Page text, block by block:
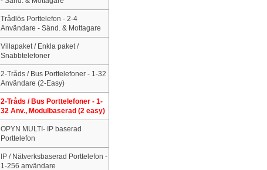
Trådlös Porttelefon - 2-4
Användare - Sänd. & Mottagare
Villapaket / Enkla paket /
Snabbtelefoner
2-Tråds / Bus Porttelefoner - 1-32
Användare (2-Easy)
2-Tråds / Bus Porttelefoner - 1-
32 Anv., Modulbaserad (2 easy)
OPYN MULTI- IP baserad
Porttelefon
IP / Nätverksbaserad Porttelefon -
1-256 användare